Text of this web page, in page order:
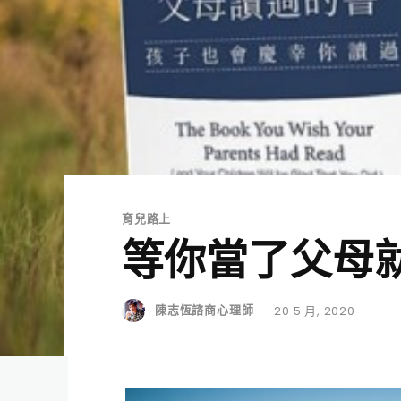
育兒路上
等你當了父母
陳志恆諮商心理師 - 20 5 月, 2020